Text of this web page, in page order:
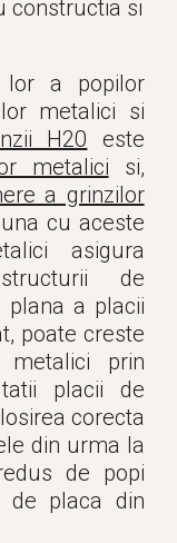
constructia si
lor a popilor
metalici si
H20 este
metalici si,
a grinzilor
cu aceste
asigura
de
plana a placii
poate creste
prin
placii de
corecta
din urma la
de popi
de placa din